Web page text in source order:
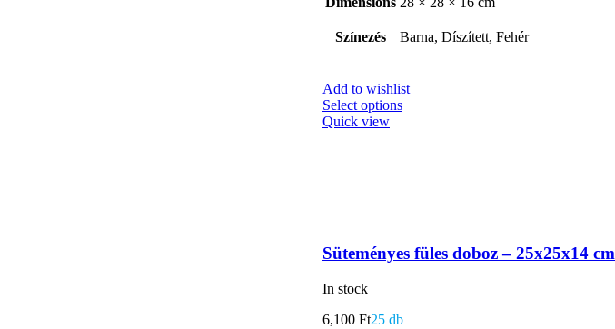
Színezés Barna, Díszített, Fehér
Add to wishlist
Select options
Quick view
Süteményes füles doboz – 25x25x14 cm
In stock
6,100 Ft25 db